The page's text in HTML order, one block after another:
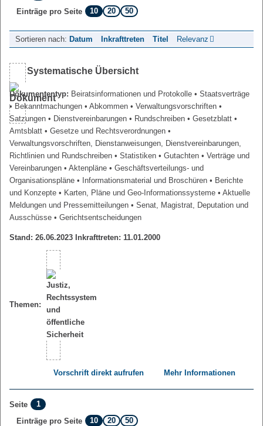
Einträge pro Seite
10 20 50
Sortieren nach: Datum Inkrafttreten Titel Relevanz
Systematische Übersicht
Dokumententyp: Beiratsinformationen und Protokolle • Staatsverträge
• Bekanntmachungen • Abkommen • Verwaltungsvorschriften •
Satzungen • Dienstvereinbarungen • Rundschreiben • Gesetzblatt •
Amtsblatt • Gesetze und Rechtsverordnungen •
Verwaltungsvorschriften, Dienstanweisungen, Dienstvereinbarungen,
Richtlinien und Rundschreiben • Statistiken • Gutachten • Verträge und
Vereinbarungen • Aktenpläne • Geschäftsverteilungs- und
Organisationspläne • Informationsmaterial und Broschüren • Berichte
und Konzepte • Karten, Pläne und Geo-Informationssysteme • Aktuelle
Meldungen und Pressemitteilungen • Senat, Magistrat, Deputation und
Ausschüsse • Gerichtsentscheidungen
Stand: 26.06.2023 Inkrafttreten: 11.01.2000
Themen:
Vorschrift direkt aufrufen Mehr Informationen
Seite
1
Einträge pro Seite
10 20 50